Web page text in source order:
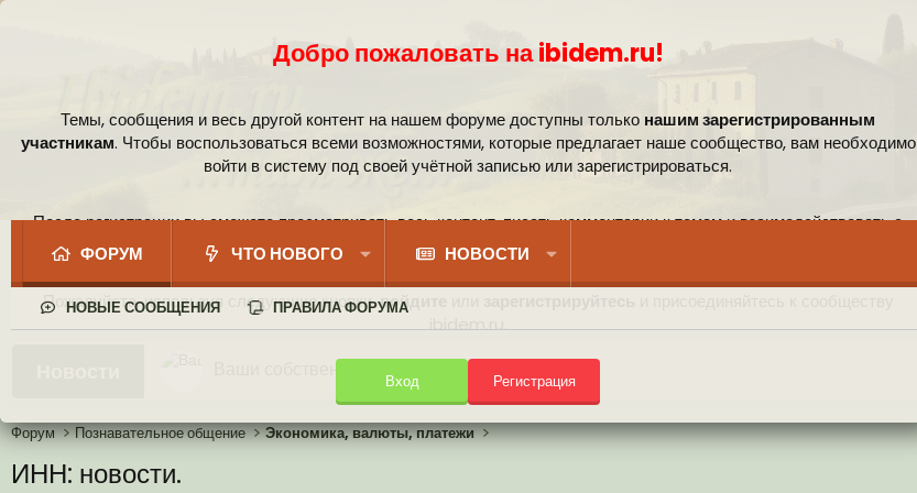
Добро пожаловать на ibidem.ru!
Темы, сообщения и весь другой контент на нашем форуме доступны только нашим зарегистрированным
участникам. Чтобы воспользоваться всеми возможностями, которые предлагает наше сообщество, вам необходимо
войти в систему под своей учётной записью или зарегистрироваться.
После регистрации вы сможете просматривать весь контент, писать комментарии к темам и взаимодействовать с
сообществом.
Пожалуйста, используя следующие кнопки,войдите
ibidem.ru.
Вход Регистрация
ФОРУМ ЧТО НОВОГО НОВОСТИ
НОВЫЕ СООБЩЕНИЯ ПРАВИЛА ФОРУМА
Иконки пользователя
Ваши собственные смайлики
Аналитика от Ассистента
Новая система рейтинга (оценок) на форуме
Форум Познавательное общение Экономика, валюты, платежи
ИНН: новости.